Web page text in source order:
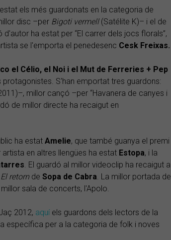
els més guardonats en la categoria de
disc –per Bigoti vermell (Satélite K)– i el de
ha estat per “El carrer dels jocs florals”,
se l'emporta el penedesenc Cesk Freixas.
el Célio, el Noi i el Mut de Ferreries + Pep
protagonistes. S'han emportat tres guardons:
millor cançó –per “Havanera de canyes i
de millor directe ha recaigut en
ha estat Amelie, que també guanya el premi
artista en altres llengües ha estat Estopa, i la
. El guardó al millor videoclip ha recaigut a
El retorn de Sopa de Cabra. La millor portada de
millor sala de concerts, l'Apolo.
2012, aquí els guardons dels lectors de la
específica per a la categoria de folk i noves